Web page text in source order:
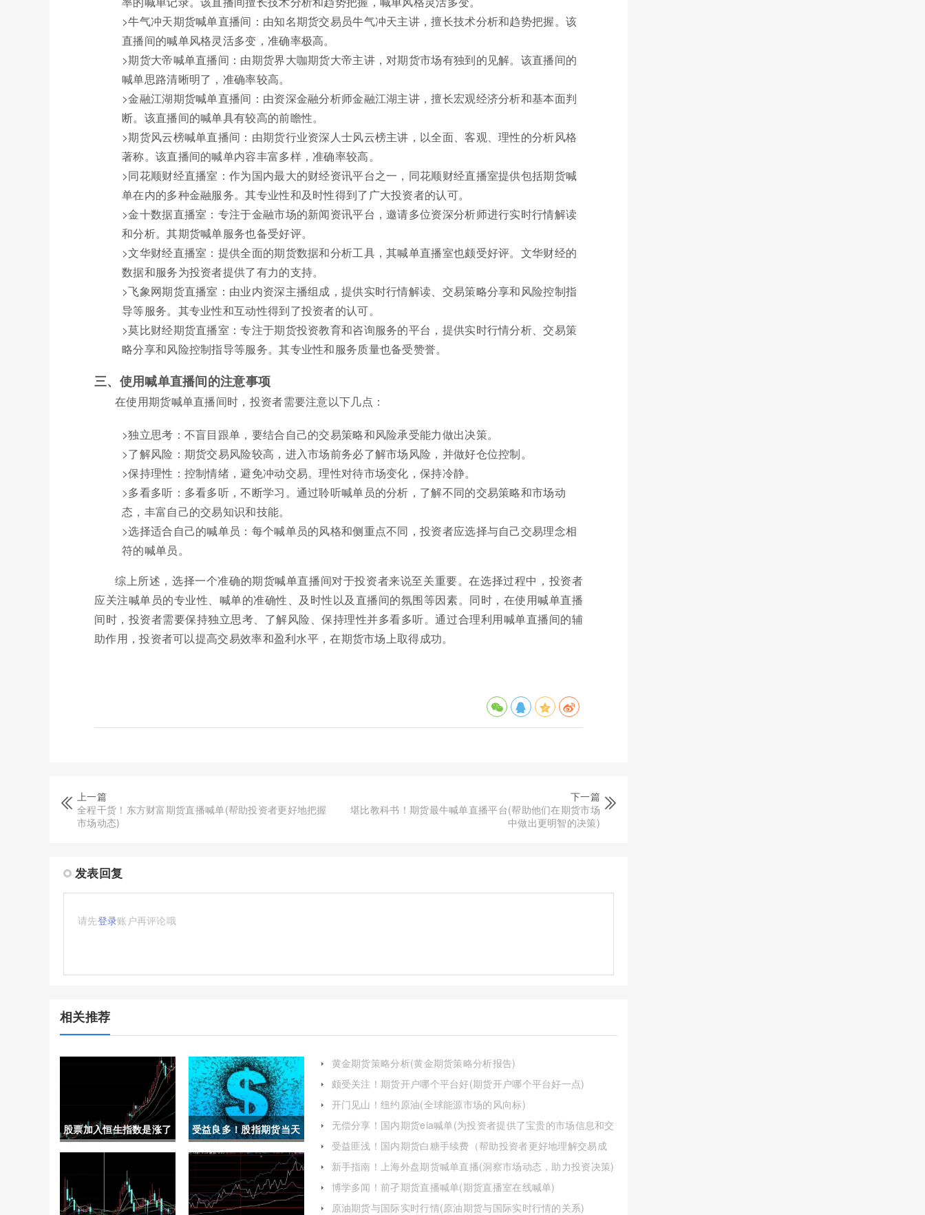
>牛气冲天期货喊单直播间：由知名期货交易员牛气冲天主讲，擅长技术分析和趋势把握。该
直播间的喊单风格灵活多变，准确率极高。
>期货大帝喊单直播间：由期货界大咖期货大帝主讲，对期货市场有独到的见解。该直播间的
喊单思路清晰明了，准确率较高。
>金融江湖期货喊单直播间：由资深金融分析师金融江湖主讲，擅长宏观经济分析和基本面判
断。该直播间的喊单具有较高的前瞻性。
>期货风云榜喊单直播间：由期货行业资深人士风云榜主讲，以全面、客观、理性的分析风格
著称。该直播间的喊单内容丰富多样，准确率较高。
>同花顺财经直播室：作为国内最大的财经资讯平台之一，同花顺财经直播室提供包括期货喊
单在内的多种金融服务。其专业性和及时性得到了广大投资者的认可。
>金十数据直播室：专注于金融市场的新闻资讯平台，邀请多位资深分析师进行实时行情解读
和分析。其期货喊单服务也备受好评。
>文华财经直播室：提供全面的期货数据和分析工具，其喊单直播室也颇受好评。文华财经的
数据和服务为投资者提供了有力的支持。
>飞象网期货直播室：由业内资深主播组成，提供实时行情解读、交易策略分享和风险控制指
导等服务。其专业性和互动性得到了投资者的认可。
>莫比财经期货直播室：专注于期货投资教育和咨询服务的平台，提供实时行情分析、交易策
略分享和风险控制指导等服务。其专业性和服务质量也备受赞誉。
三、使用喊单直播间的注意事项
在使用期货喊单直播间时，投资者需要注意以下几点：
>独立思考：不盲目跟单，要结合自己的交易策略和风险承受能力做出决策。
>了解风险：期货交易风险较高，进入市场前务必了解市场风险，并做好仓位控制。
>保持理性：控制情绪，避免冲动交易。理性对待市场变化，保持冷静。
>多看多听：多看多听，不断学习。通过聆听喊单员的分析，了解不同的交易策略和市场动
态，丰富自己的交易知识和技能。
>选择适合自己的喊单员：每个喊单员的风格和侧重点不同，投资者应选择与自己交易理念相
符的喊单员。
综上所述，选择一个准确的期货喊单直播间对于投资者来说至关重要。在选择过程中，投资者
应关注喊单员的专业性、喊单的准确性、及时性以及直播间的氛围等因素。同时，在使用喊单直播
间时，投资者需要保持独立思考、了解风险、保持理性并多看多听。通过合理利用喊单直播间的辅
助作用，投资者可以提高交易效率和盈利水平，在期货市场上取得成功。
上一篇
全程干货！东方财富期货直播喊单(帮助投资者更好地把握
市场动态)
下一篇
堪比教科书！期货最牛喊单直播平台(帮助他们在期货市场
中做出更明智的决策)
发表回复
请先登录账户再评论哦
相关推荐
股票加入恒生指数是涨了
吗(股票加入恒生指数是
涨了吗还是跌了)
受益良多！股指期货当天
手续费(股指期货当天买
卖手续费)
黄金期货策略分析(黄金期货策略分析报告)
颇受关注！期货开户哪个平台好(期货开户哪个平台好一点)
开门见山！纽约原油(全球能源市场的风向标)
无偿分享！国内期货eia喊单(为投资者提供了宝贵的市场信息和交
易指导)
受益匪浅！国内期货白糖手续费（帮助投资者更好地理解交易成
本）
新手指南！上海外盘期货喊单直播(洞察市场动态，助力投资决策)
博学多闻！前孑期货直播喊单(期货直播室在线喊单)
原油期货与国际实时行情(原油期货与国际实时行情的关系)